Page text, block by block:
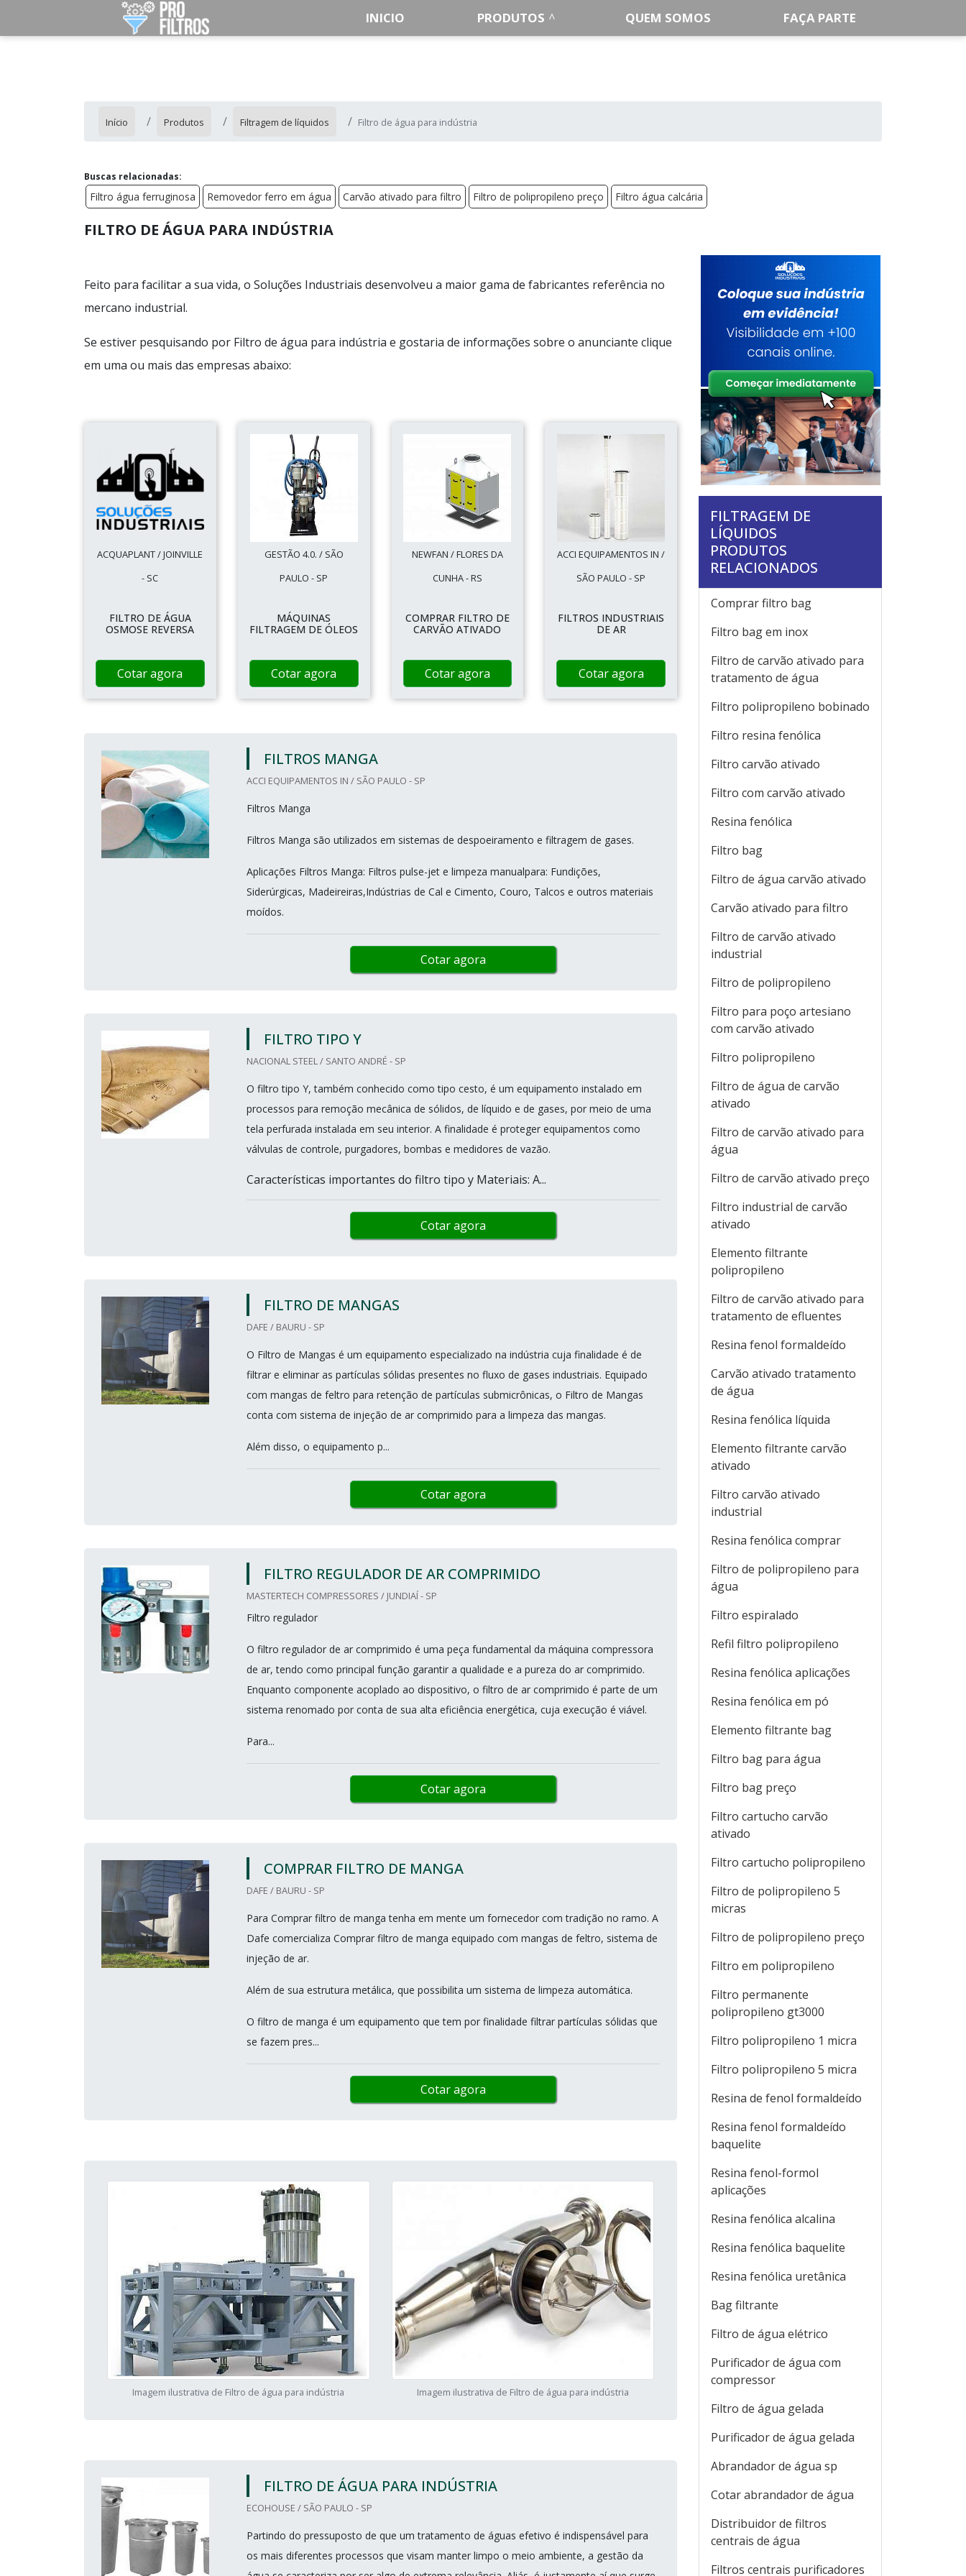
INICIO PRODUTOS QUEM SOMOS FAÇA PARTE
Início Produtos Filtragem de líquidos Filtro de água para indústria
Buscas relacionadas:
Filtro água ferruginosa Removedor ferro em água Carvão ativado para filtro Filtro de polipropileno preço Filtro água calcária
FILTRO DE ÁGUA PARA INDÚSTRIA
Feito para facilitar a sua vida, o Soluções Industriais desenvolveu a maior gama de fabricantes referência no
mercano industrial.
Se estiver pesquisando por Filtro de água para indústria e gostaria de informações sobre o anunciante clique
em uma ou mais das empresas abaixo:
ACQUAPLANT / JOINVILLE
- SC
FILTRO DE ÁGUA
OSMOSE REVERSA
Cotar agora
GESTÃO 4.0. / SÃO
PAULO - SP
MÁQUINAS
FILTRAGEM DE ÓLEOS
Cotar agora
NEWFAN / FLORES DA
CUNHA - RS
COMPRAR FILTRO DE
CARVÃO ATIVADO
Cotar agora
ACCI EQUIPAMENTOS IN /
SÃO PAULO - SP
FILTROS INDUSTRIAIS
DE AR
Cotar agora
FILTROS MANGA
ACCI EQUIPAMENTOS IN / SÃO PAULO - SP
Filtros Manga
Filtros Manga são utilizados em sistemas de despoeiramento e filtragem de gases.
Aplicações Filtros Manga: Filtros pulse-jet e limpeza manualpara: Fundições,
Siderúrgicas, Madeireiras,Indústrias de Cal e Cimento, Couro, Talcos e outros materiais
moídos.
Cotar agora
FILTRO TIPO Y
NACIONAL STEEL / SANTO ANDRÉ - SP
O filtro tipo Y, também conhecido como tipo cesto, é um equipamento instalado em
processos para remoção mecânica de sólidos, de líquido e de gases, por meio de uma
tela perfurada instalada em seu interior. A finalidade é proteger equipamentos como
válvulas de controle, purgadores, bombas e medidores de vazão.
Características importantes do filtro tipo y Materiais: A...
Cotar agora
FILTRO DE MANGAS
DAFE / BAURU - SP
O Filtro de Mangas é um equipamento especializado na indústria cuja finalidade é de
filtrar e eliminar as partículas sólidas presentes no fluxo de gases industriais. Equipado
com mangas de feltro para retenção de partículas submicrônicas, o Filtro de Mangas
conta com sistema de injeção de ar comprimido para a limpeza das mangas.
Além disso, o equipamento p...
Cotar agora
FILTRO REGULADOR DE AR COMPRIMIDO
MASTERTECH COMPRESSORES / JUNDIAÍ - SP
Filtro regulador
O filtro regulador de ar comprimido é uma peça fundamental da máquina compressora
de ar, tendo como principal função garantir a qualidade e a pureza do ar comprimido.
Enquanto componente acoplado ao dispositivo, o filtro de ar comprimido é parte de um
sistema renomado por conta de sua alta eficiência energética, cuja execução é viável.
Para...
Cotar agora
COMPRAR FILTRO DE MANGA
DAFE / BAURU - SP
Para Comprar filtro de manga tenha em mente um fornecedor com tradição no ramo. A
Dafe comercializa Comprar filtro de manga equipado com mangas de feltro, sistema de
injeção de ar.
Além de sua estrutura metálica, que possibilita um sistema de limpeza automática.
O filtro de manga é um equipamento que tem por finalidade filtrar partículas sólidas que
se fazem pres...
Cotar agora
Imagem ilustrativa de Filtro de água para indústria Imagem ilustrativa de Filtro de água para indústria
FILTRO DE ÁGUA PARA INDÚSTRIA
ECOHOUSE / SÃO PAULO - SP
Partindo do pressuposto de que um tratamento de águas efetivo é indispensável para
os mais diferentes processos que visam manter limpo o meio ambiente, a gestão da
FILTRAGEM DE
LÍQUIDOS
PRODUTOS
RELACIONADOS
Comprar filtro bag
Filtro bag em inox
Filtro de carvão ativado para
tratamento de água
Filtro polipropileno bobinado
Filtro resina fenólica
Filtro carvão ativado
Filtro com carvão ativado
Resina fenólica
Filtro bag
Filtro de água carvão ativado
Carvão ativado para filtro
Filtro de carvão ativado
industrial
Filtro de polipropileno
Filtro para poço artesiano
com carvão ativado
Filtro polipropileno
Filtro de água de carvão
ativado
Filtro de carvão ativado para
água
Filtro de carvão ativado preço
Filtro industrial de carvão
ativado
Elemento filtrante
polipropileno
Filtro de carvão ativado para
tratamento de efluentes
Resina fenol formaldeído
Carvão ativado tratamento
de água
Resina fenólica líquida
Elemento filtrante carvão
ativado
Filtro carvão ativado
industrial
Resina fenólica comprar
Filtro de polipropileno para
água
Filtro espiralado
Refil filtro polipropileno
Resina fenólica aplicações
Resina fenólica em pó
Elemento filtrante bag
Filtro bag para água
Filtro bag preço
Filtro cartucho carvão
ativado
Filtro cartucho polipropileno
Filtro de polipropileno 5
micras
Filtro de polipropileno preço
Filtro em polipropileno
Filtro permanente
polipropileno gt3000
Filtro polipropileno 1 micra
Filtro polipropileno 5 micra
Resina de fenol formaldeído
Resina fenol formaldeído
baquelite
Resina fenol-formol
aplicações
Resina fenólica alcalina
Resina fenólica baquelite
Resina fenólica uretânica
Bag filtrante
Filtro de água elétrico
Purificador de água com
compressor
Filtro de água gelada
Purificador de água gelada
Abrandador de água sp
Cotar abrandador de água
Distribuidor de filtros
centrais de água
Filtros centrais purificadores